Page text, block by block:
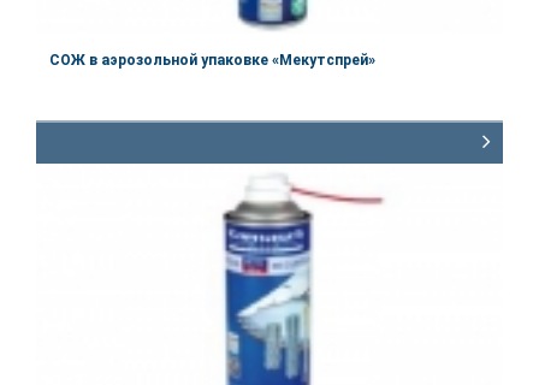
СОЖ в аэрозольной упаковке «Мекутспрей»
Артикул:
60.1150